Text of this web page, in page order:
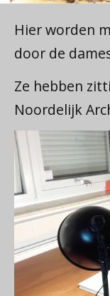
Hier worden
door de
Ze hebben
Noordelijk